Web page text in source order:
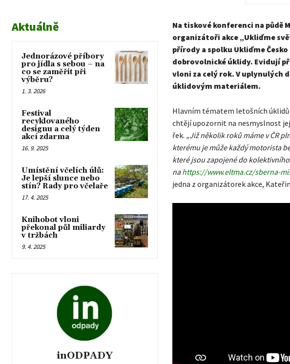
Aktuálně
Jednorázové příbory
pro jídla s sebou – na
co se zaměřit při
výběru?
1. 3. 2026
Festival
recyklovaného
designu a celý týden
akcí zdarma
16. 9. 2025
Umístění včelích úlů:
Je lepší slunce nebo
stín? Rady pro včelaře
17. 4. 2025
Knihobot vloni
překonal půl miliardy
v tržbách
9. 4. 2025
inODPADY
Na tiskové konferenci na
organizátoři akce „Ukliďme
přírody a spolku Ukliďme
dobrovolnické úklidy. Evidují
vloni za celý rok. V uplynulých
úklidovým materiálem.
Hlavním tématem letošních
chtějí upozornit na nesmyslnost
řek. „Již několik roků máme v ČR
kterému je může každý motorista
které jsou zapojené do
nahttps://www.eltma.cz/sberna-
jedna z organizátorek akce,